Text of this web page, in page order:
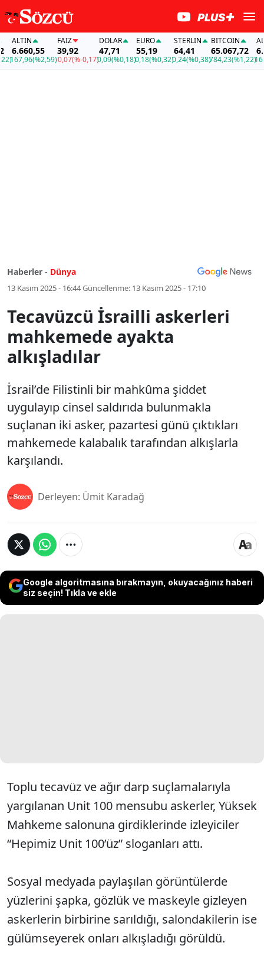
ALTIN
6.660,55
(%2,59)
FAİZ
39,92
-0,07(%-0,17)
DOLAR
47,71
0,09(%0,18)
EURO
55,19
0,18(%0,32)
STERLIN
64,41
0,24(%0,38)
BITCOIN
65.067,72
784,23(%1,22)
ALTIN
Haberler - Dünya
13 Kasım 2025 - 16:44Güncellenme: 13 Kasım 2025 - 17:10
Tecavüzcü İsrailli askerleri
mahkemede ayakta
alkışladılar
İsrail’de Filistinli bir mahkûma şiddet
uygulayıp cinsel saldırıda bulunmakla
suçlanan iki asker, pazartesi günü çıktıkları
mahkemede kalabalık tarafından alkışlarla
karşılandı.
Derleyen: Ümit Karadağ
Google algoritmasına bırakmayın, okuyacağınız haberi
siz seçin! Tıkla ve ekle
Toplu tecavüz ve ağır darp suçlamalarıyla
yargılanan Unit 100 mensubu askerler, Yüksek
Mahkeme salonuna girdiklerinde izleyiciler
“Hepimiz Unit 100’üz” sloganları attı.
Sosyal medyada paylaşılan görüntülerde
yüzlerini şapka, gözlük ve maskeyle gizleyen
askerlerin birbirine sarıldığı, salondakilerin ise
gülümseyerek onları alkışladığı görüldü.